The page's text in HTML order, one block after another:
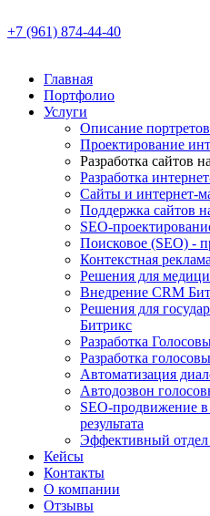
+7 (961) 874-44-40
Главная
Портфолио
Услуги
Описание
Проектирование
Разработка сайтов
Разработка
Сайты и интернет-
Поддержка сайтов
SEO-
Поисковое (SEO) -
Контекстная реклама
Решения для
Внедрение CRM
Решения для
Битрикс
Разработка
Разработка
Автоматизация
Автодозвон
SEO-продвижение
результата
Эффективный
Кейсы
Контакты
О компании
Отзывы